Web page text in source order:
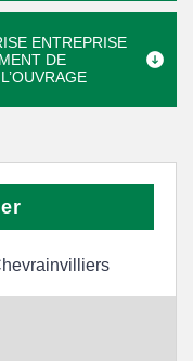
ENTREPRISE
DE